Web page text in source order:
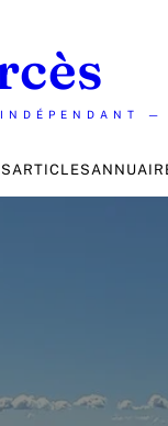
—
ARTICLES